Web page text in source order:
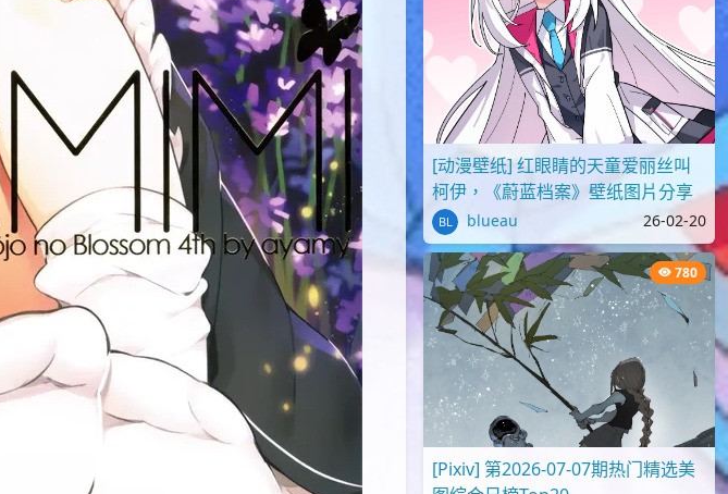
[动漫壁纸] 红眼睛的天童爱丽丝叫
柯伊，《蔚蓝档案》壁纸图片分享
blueau 26-02-20
780
[Pixiv] 第2026-07-07期热门精选美